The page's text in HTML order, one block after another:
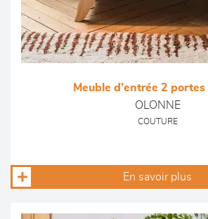
Meuble d’entrée 2
OLONNE
COUTURE
En savoir plus